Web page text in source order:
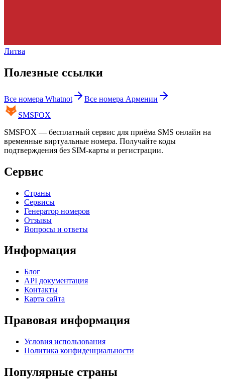
Литва
Полезные ссылки
Все номера Whatnot Все номера Армении
SMSFOX
SMSFOX — бесплатный сервис для приёма SMS онлайн на
временные виртуальные номера. Получайте коды
подтверждения без SIM-карты и регистрации.
Сервис
Страны
Сервисы
Генератор номеров
Отзывы
Вопросы и ответы
Информация
Блог
API документация
Контакты
Карта сайта
Правовая информация
Условия использования
Политика конфиденциальности
Популярные страны